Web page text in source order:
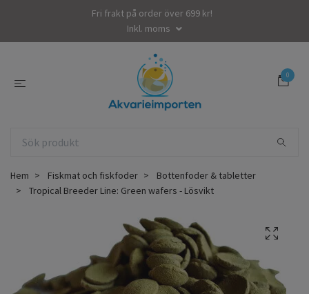
Fri frakt på order över 699 kr!
Inkl. moms
0
Hem Fiskmat och fiskfoder
Bottenfoder & tabletter
Tropical Breeder Line: Green wafers - Lösvikt